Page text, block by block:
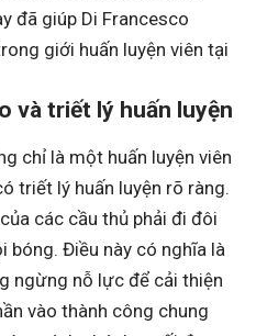
đã giúp Di Francesco
giới huấn luyện viên tại
và triết lý huấn luyện
chỉ là một huấn luyện viên
triết lý huấn luyện rõ ràng.
các cầu thủ phải đi đôi
bóng. Điều này có nghĩa là
ngừng nỗ lực để cải thiện
vào thành công chung